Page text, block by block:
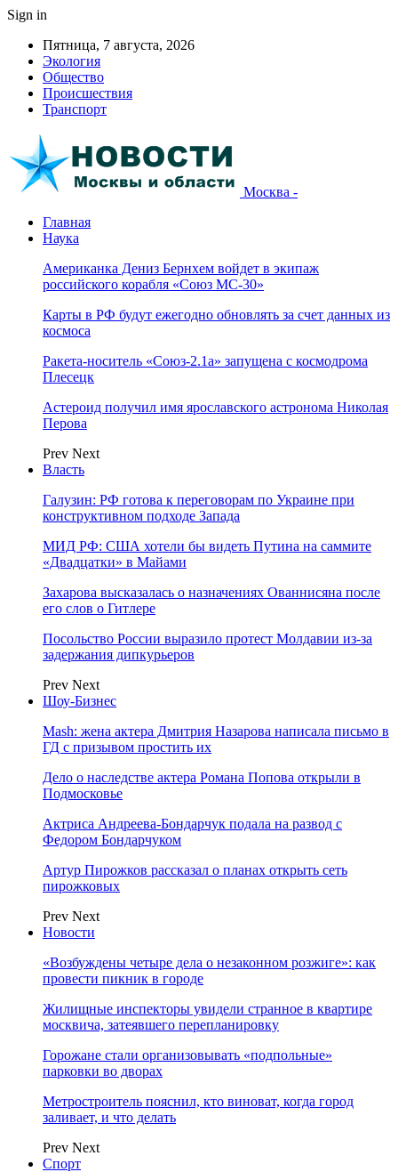
Sign in
Пятница, 7 августа, 2026
Экология
Общество
Происшествия
Транспорт
Москва -
Главная
Наука
Американка Дениз Бернхем войдет в экипаж
российского корабля «Союз МС-30»
Карты в РФ будут ежегодно обновлять за счет данных из
космоса
Ракета-носитель «Союз-2.1а» запущена с космодрома
Плесецк
Астероид получил имя ярославского астронома Николая
Перова
Prev Next
Власть
Галузин: РФ готова к переговорам по Украине при
конструктивном подходе Запада
МИД РФ: США хотели бы видеть Путина на саммите
«Двадцатки» в Майами
Захарова высказалась о назначениях Ованнисяна после
его слов о Гитлере
Посольство России выразило протест Молдавии из-за
задержания дипкурьеров
Prev Next
Шоу-Бизнес
Mash: жена актера Дмитрия Назарова написала письмо в
ГД с призывом простить их
Дело о наследстве актера Романа Попова открыли в
Подмосковье
Актриса Андреева-Бондарчук подала на развод с
Федором Бондарчуком
Артур Пирожков рассказал о планах открыть сеть
пирожковых
Prev Next
Новости
«Возбуждены четыре дела о незаконном розжиге»: как
провести пикник в городе
Жилищные инспекторы увидели странное в квартире
москвича, затеявшего перепланировку
Горожане стали организовывать «подпольные»
парковки во дворах
Метростроитель пояснил, кто виноват, когда город
заливает, и что делать
Prev Next
Спорт